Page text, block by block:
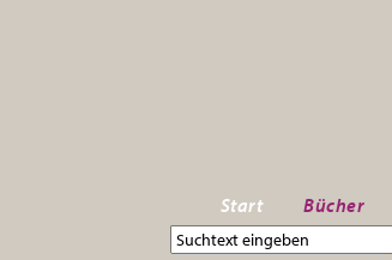
Start Bücher